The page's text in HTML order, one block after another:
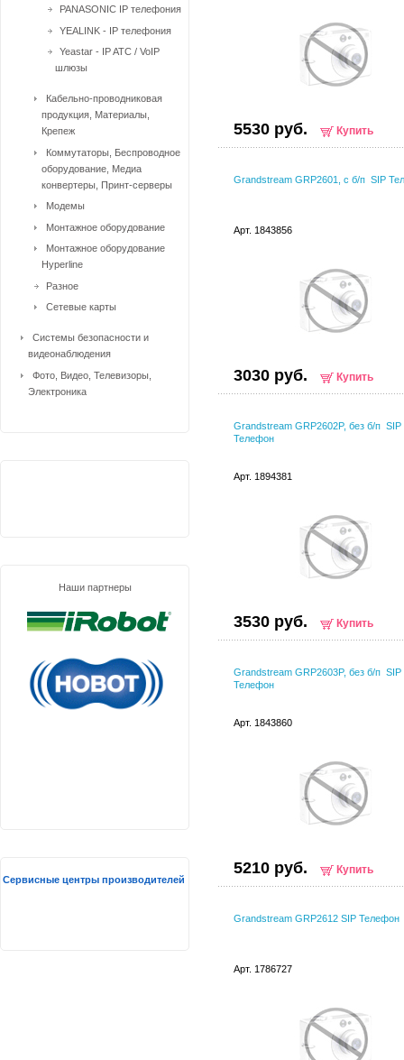
5530 руб. Купить
Grandstream GRP2601, с б/п SIP
Арт. 1843856
3030 руб. Купить
Grandstream GRP2602P, без б/п SIP
Телефон
Арт. 1894381
3530 руб. Купить
Grandstream GRP2603P, без б/п SIP
Телефон
Арт. 1843860
5210 руб. Купить
Grandstream GRP2612 SIP Телефон
Арт. 1786727
PANASONIC IP телефония
YEALINK - IP телефония
Yeastar - IP ATC / VoIP
шлюзы
Кабельно-проводниковая
продукция, Материалы,
Крепеж
Коммутаторы, Беспроводное
оборудование, Медиа
конвертеры, Принт-серверы
Модемы
Монтажное оборудование
Монтажное оборудование
Hyperline
Разное
Сетевые карты
Системы безопасности и
видеонаблюдения
Фото, Видео, Телевизоры,
Электроника
Наши партнеры
Сервисные центры производителей